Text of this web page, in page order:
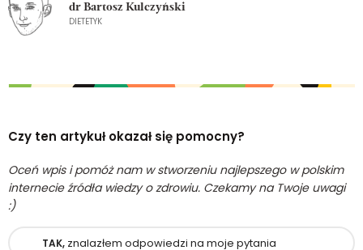
dr Bartosz Kulczyński
DIETETYK
Czy ten artykuł okazał się pomocny?
Oceń wpis i pomóż nam w stworzeniu najlepszego w polskim
internecie źródła wiedzy o zdrowiu. Czekamy na Twoje uwagi
:)
TAK, znalazłem odpowiedzi na moje pytania